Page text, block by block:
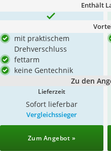
Enthält
mit praktischem
Drehverschluss
fettarm
keine Gentechnik
Zu den
Lieferzeit
Sofort lieferbar
Vergleichssieger
Zum Angebot »